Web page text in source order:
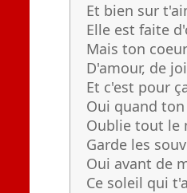
Et bien sur
Elle est faite
Mais ton
D'amour, de
Et c'est pour
Oui quand
Oublie tout le
Garde les
Oui avant de
Ce soleil qui